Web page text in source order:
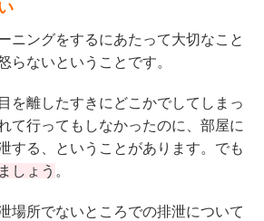
ニングをするにあたって大切なこと
らないということです。
を離したすきにどこかでしてしまっ
て行ってもしなかったのに、部屋に
する、ということがあります。でも
しょう 。
場所でないところでの排泄について